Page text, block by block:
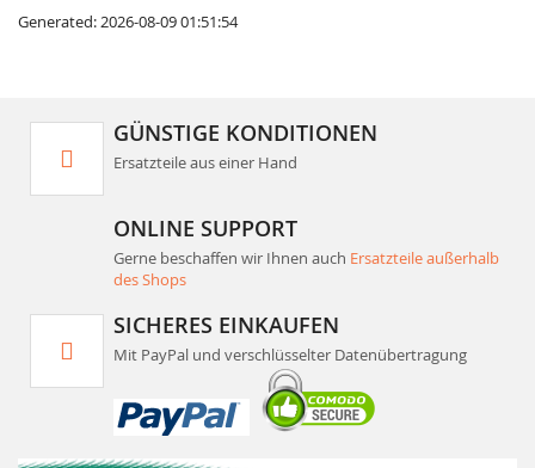
Generated: 2026-08-09 01:51:54
GÜNSTIGE KONDITIONEN
Ersatzteile aus einer Hand
ONLINE SUPPORT
Gerne beschaffen wir Ihnen auch Ersatzteile außerhalb
des Shops
SICHERES EINKAUFEN
Mit PayPal und verschlüsselter Datenübertragung